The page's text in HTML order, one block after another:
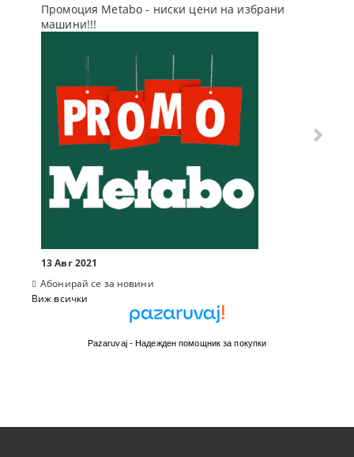
Промоция Metabo - ниски цени на избрани
машини!!!
13 Авг 2021
Абонирай се за новини
Виж всички
Pazaruvaj - Надежден помощник за покупки